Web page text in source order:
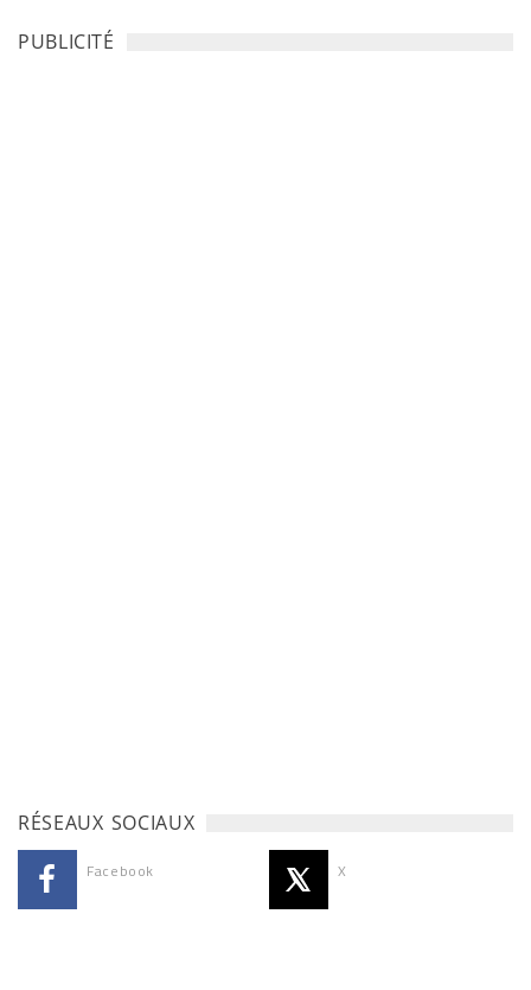
PUBLICITÉ
RÉSEAUX SOCIAUX
Facebook X